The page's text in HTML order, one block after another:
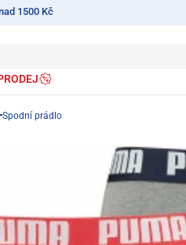
1500 Kč
Spodní prádlo